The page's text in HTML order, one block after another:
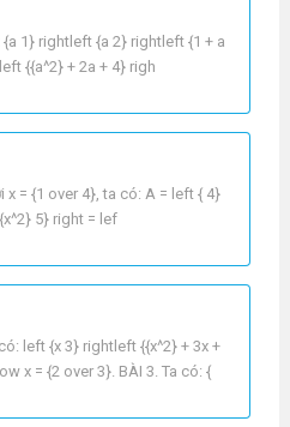
1} rightleft {a 2} rightleft {1 + a
{{a^2} + 2a + 4} righ
x = {1 over 4}, ta có: A = left { 4}
5} right = lef
left {x 3} rightleft {{x^2} + 3x +
x = {2 over 3}. BÀI 3. Ta có: {